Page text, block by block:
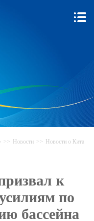
>> Новости >> Новости о Кита
к
по
бассейна